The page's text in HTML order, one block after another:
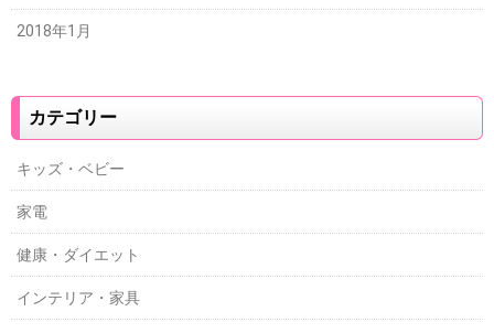
2018年1月
カテゴリー
キッズ・ベビー
家電
健康・ダイエット
インテリア・家具